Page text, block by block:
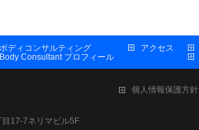
ボディコンサルティング
Body Consultant プロフィール
アクセス
17-7ネリマビル5F
個人情報保護方針